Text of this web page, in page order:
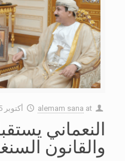
alemam sana at أكتوبر 15, 2019
النعماني
والقانون